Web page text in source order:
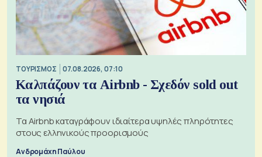
ΤΟΥΡΙΣΜΟΣ 07.08.2026, 07:10
Καλπάζουν τα Airbnb - Σχεδόν sold out
τα νησιά
Τα Airbnb καταγράφουν ιδιαίτερα υψηλές πληρότητες
στους ελληνικούς προορισμούς
Ανδρομάχη Παύλου